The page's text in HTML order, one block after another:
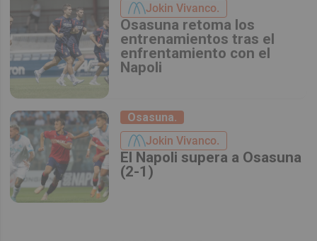
Jokin Vivanco.
Osasuna retoma los
entrenamientos tras el
enfrentamiento con el
Napoli
Osasuna.
Jokin Vivanco.
El Napoli supera a Osasuna
(2-1)